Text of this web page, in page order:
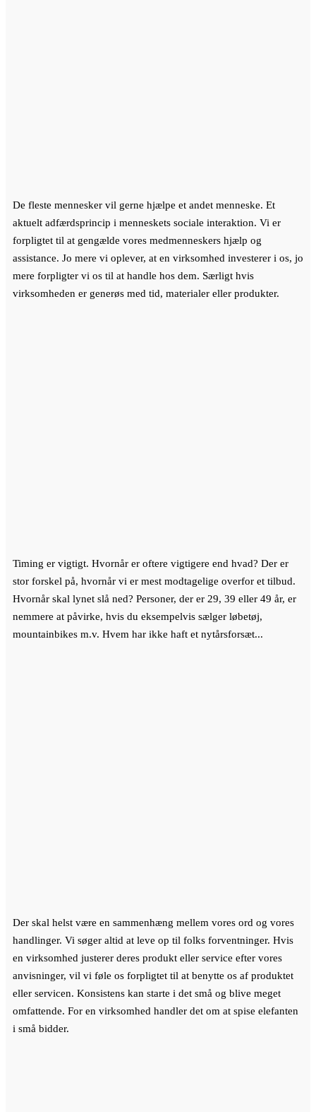
De fleste mennesker vil gerne hjælpe et andet menneske. Et
aktuelt adfærdsprincip i menneskets sociale interaktion. Vi er
forpligtet til at gengælde vores medmenneskers hjælp og
assistance. Jo mere vi oplever, at en virksomhed investerer i os, jo
mere forpligter vi os til at handle hos dem. Særligt hvis
virksomheden er generøs med tid, materialer eller produkter.
Timing er vigtigt. Hvornår er oftere vigtigere end hvad? Der er
stor forskel på, hvornår vi er mest modtagelige overfor et tilbud.
Hvornår skal lynet slå ned? Personer, der er 29, 39 eller 49 år, er
nemmere at påvirke, hvis du eksempelvis sælger løbetøj,
mountainbikes m.v. Hvem har ikke haft et nytårsforsæt...
Der skal helst være en sammenhæng mellem vores ord og vores
handlinger. Vi søger altid at leve op til folks forventninger. Hvis
en virksomhed justerer deres produkt eller service efter vores
anvisninger, vil vi føle os forpligtet til at benytte os af produktet
eller servicen. Konsistens kan starte i det små og blive meget
omfattende. For en virksomhed handler det om at spise elefanten
i små bidder.